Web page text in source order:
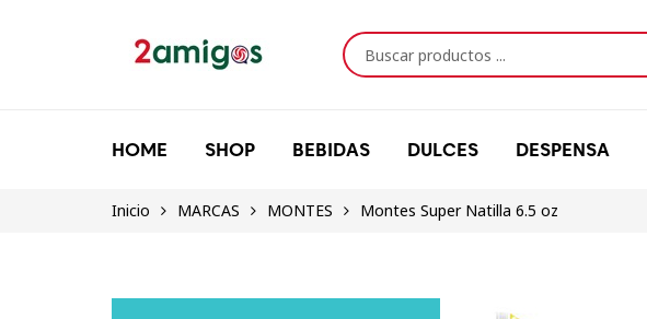
HOME SHOP BEBIDAS DULCES DESPENSA
Inicio MARCAS MONTES Montes Super Natilla 6.5 oz